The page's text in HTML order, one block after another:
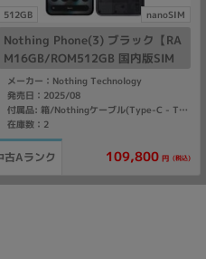
512GB nanoSIM
Nothing Phone(3) ブラック【RA
M16GB/ROM512GB 国内版SIM
フリー】
メーカー：Nothing Technology
発売日：2025/08
付属品: 箱/Nothingケーブル(Type-C - Type-C)/ケース/SIMトレイ取り出しツール/マニュアル
在庫数：2
古Aランク 109,800 円 (税込)